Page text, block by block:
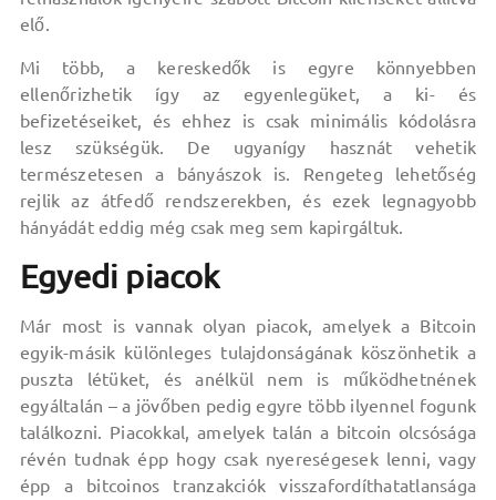
elő.
Mi több, a kereskedők is egyre könnyebben
ellenőrizhetik így az egyenlegüket, a ki- és
befizetéseiket, és ehhez is csak minimális kódolásra
lesz szükségük. De ugyanígy hasznát vehetik
természetesen a bányászok is. Rengeteg lehetőség
rejlik az átfedő rendszerekben, és ezek legnagyobb
hányádát eddig még csak meg sem kapirgáltuk.
Egyedi piacok
Már most is vannak olyan piacok, amelyek a Bitcoin
egyik-másik különleges tulajdonságának köszönhetik a
puszta létüket, és anélkül nem is működhetnének
egyáltalán – a jövőben pedig egyre több ilyennel fogunk
találkozni. Piacokkal, amelyek talán a bitcoin olcsósága
révén tudnak épp hogy csak nyereségesek lenni, vagy
épp a bitcoinos tranzakciók visszafordíthatatlansága